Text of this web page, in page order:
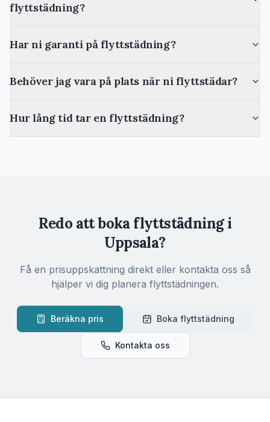
flyttstädning?
Har ni garanti på flyttstädning?
Behöver jag vara på plats när ni flyttstädar?
Hur lång tid tar en flyttstädning?
Redo att boka flyttstädning i
Uppsala?
Få en prisuppskattning direkt eller kontakta oss så
hjälper vi dig planera flyttstädningen.
Beräkna pris Boka flyttstädning
Kontakta oss